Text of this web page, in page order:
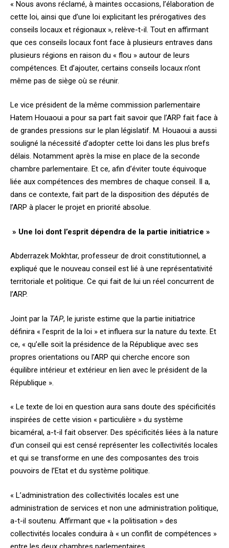
« Nous avons réclamé, à maintes occasions, l’élaboration de
cette loi, ainsi que d’une loi explicitant les prérogatives des
conseils locaux et régionaux », relève-t-il. Tout en affirmant
que ces conseils locaux font face à plusieurs entraves dans
plusieurs régions en raison du « flou » autour de leurs
compétences. Et d’ajouter, certains conseils locaux n’ont
même pas de siège où se réunir.
Le vice président de la même commission parlementaire
Hatem Houaoui a pour sa part fait savoir que l’ARP fait face à
de grandes pressions sur le plan législatif. M. Houaoui a aussi
souligné la nécessité d’adopter cette loi dans les plus brefs
délais. Notamment après la mise en place de la seconde
chambre parlementaire. Et ce, afin d’éviter toute équivoque
liée aux compétences des membres de chaque conseil. Il a,
dans ce contexte, fait part de la disposition des députés de
l’ARP à placer le projet en priorité absolue.
» Une loi dont l’esprit dépendra de la partie initiatrice »
Abderrazek Mokhtar, professeur de droit constitutionnel, a
expliqué que le nouveau conseil est lié à une représentativité
territoriale et politique. Ce qui fait de lui un réel concurrent de
l’ARP.
Joint par la TAP, le juriste estime que la partie initiatrice
définira « l’esprit de la loi » et influera sur la nature du texte. Et
ce, « qu’elle soit la présidence de la République avec ses
propres orientations ou l’ARP qui cherche encore son
équilibre intérieur et extérieur en lien avec le président de la
République ».
« Le texte de loi en question aura sans doute des spécificités
inspirées de cette vision « particulière » du système
bicaméral, a-t-il fait observer. Des spécificités liées à la nature
d’un conseil qui est censé représenter les collectivités locales
et qui se transforme en une des composantes des trois
pouvoirs de l’Etat et du système politique.
« L’administration des collectivités locales est une
administration de services et non une administration politique,
a-t-il soutenu. Affirmant que « la politisation » des
collectivités locales conduira à « un conflit de compétences »